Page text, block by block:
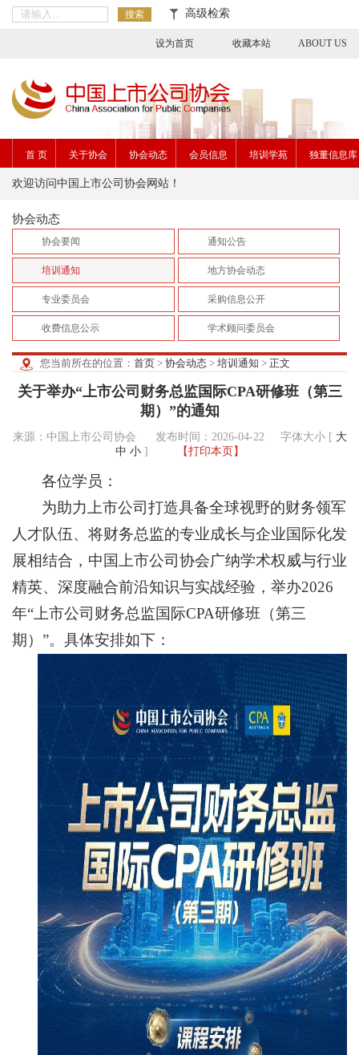
设为首页 收藏本站 ABOUT US
搜索 高级检索
首 页 关于协会 协会动态 会员信息 培训学苑 独董信息库
欢迎访问中国上市公司协会网站！
协会动态
协会要闻 通知公告
培训通知 地方协会动态
专业委员会 采购信息公开
收费信息公示 学术顾问委员会
您当前所在的位置： 首页 > 协会动态 > 培训通知 > 正文
关于举办“上市公司财务总监国际CPA研修班（第三
期）”的通知
来源：中国上市公司协会 发布时间：2026-04-22 字体大小 [ 大
中 小] 【打印本页】
各位学员：
为助力上市公司打造具备全球视野的财务领军
人才队伍、将财务总监的专业成长与企业国际化发
展相结合，中国上市公司协会广纳学术权威与行业
精英、深度融合前沿知识与实战经验，举办2026
年“上市公司财务总监国际CPA研修班（第三
期）”。具体安排如下：